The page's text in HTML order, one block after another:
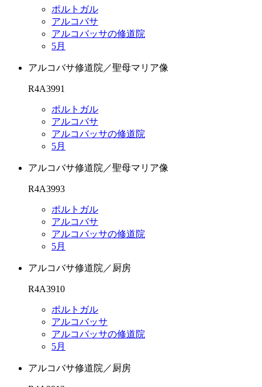
ポルトガル
アルコバサ
アルコバッサの修道院
5月
アルコバサ修道院／聖母マリア像
R4A3991
ポルトガル
アルコバサ
アルコバッサの修道院
5月
アルコバサ修道院／聖母マリア像
R4A3993
ポルトガル
アルコバサ
アルコバッサの修道院
5月
アルコバサ修道院／厨房
R4A3910
ポルトガル
アルコバッサ
アルコバッサの修道院
5月
アルコバサ修道院／厨房